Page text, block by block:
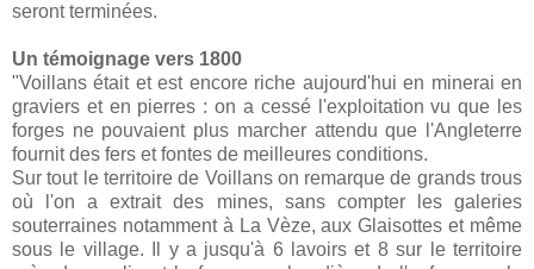
seront terminées.
Un témoignage vers 1800
"Voillans était et est encore riche aujourd'hui en minerai en
graviers et en pierres : on a cessé l'exploitation vu que les
forges ne pouvaient plus marcher attendu que l'Angleterre
fournit des fers et fontes de meilleures conditions.
Sur tout le territoire de Voillans on remarque de grands trous
où l'on a extrait des mines, sans compter les galeries
souterraines notamment à La Vèze, aux Glaisottes et même
sous le village. Il y a jusqu'à 6 lavoirs et 8 sur le territoire